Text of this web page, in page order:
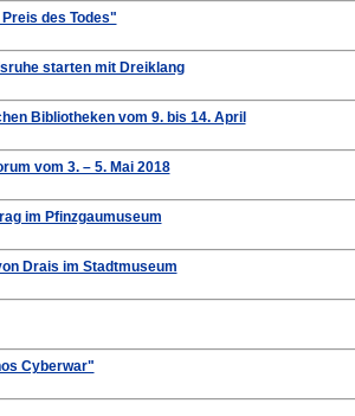
des Todes"
starten mit Dreiklang
Bibliotheken vom 9. bis 14. April
vom 3. – 5. Mai 2018
im Pfinzgaumuseum
Drais im Stadtmuseum
Cyberwar"